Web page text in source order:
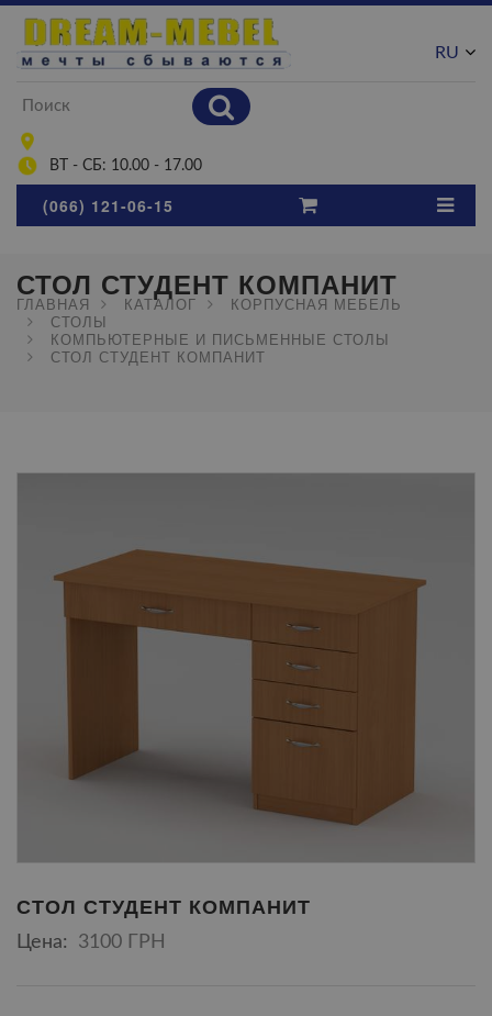
ВТ - СБ: 10.00 - 17.00
RU
(066) 121-06-15
СТОЛ СТУДЕНТ КОМПАНИТ
ГЛАВНАЯ КАТАЛОГ
КОРПУСНАЯ МЕБЕЛЬ
СТОЛЫ
КОМПЬЮТЕРНЫЕ И ПИСЬМЕННЫЕ СТОЛЫ
СТОЛ СТУДЕНТ КОМПАНИТ
СТОЛ СТУДЕНТ КОМПАНИТ
Цена: 3100 ГРН